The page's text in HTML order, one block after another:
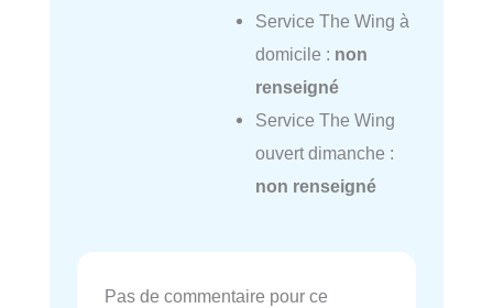
Service The Wing à
domicile : non
renseigné
Service The Wing
ouvert dimanche :
non renseigné
Pas de commentaire pour ce